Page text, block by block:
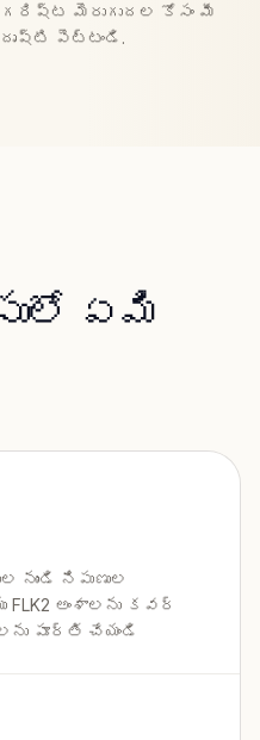
గరిష్ట మెరుగుదల కోసం మీ
పెట్టండి.
ఏమి
నిపుణుల
అంశాలను కవర్
పూర్తి చేయండి